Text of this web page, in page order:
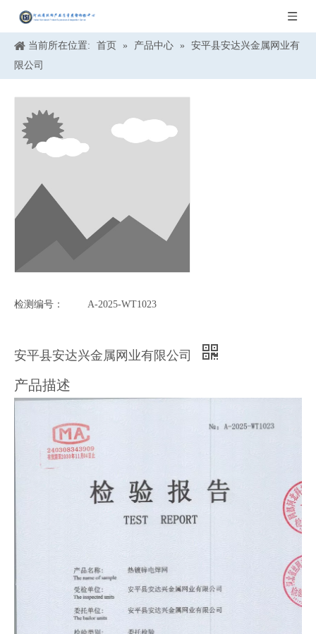
当前所在位置: 首页 » 产品中心 »
安平县安达兴金属网业有
限公司
检测编号： A-2025-WT1023
安平县安达兴金属网业有限公司
产品描述